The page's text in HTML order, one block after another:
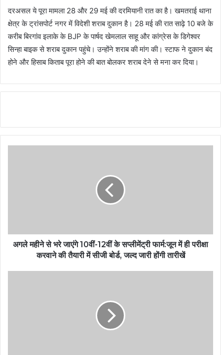
दरअसल ये पूरा मामला 28 और 29 मई की दरमियानी रात का है। खमतराई थाना
क्षेत्र के ट्रांसपोर्ट नगर में विदेशी शराब दुकान है। 28 मई की रात साढ़े 10 बजे के
करीब बिरगांव इलाके के BJP के पार्षद खेमलाल साहू और कांग्रेस के डिगेश्वर
सिन्हा बाइक से शराब दुकान पहुंचे। उन्होंने शराब की मांग की। स्टाफ ने दुकान बंद
होने और हिसाब किताब पूरा होने की बात बोलकर शराब देने से मना कर दिया।
अगले महीने से भरे जाएंगे 10वीं-12वीं के सप्लीमेंट्री फार्म:जून में ही परीक्षा
करवाने की तैयारी में सीजी बोर्ड, जल्द जारी होंगी तारीखें